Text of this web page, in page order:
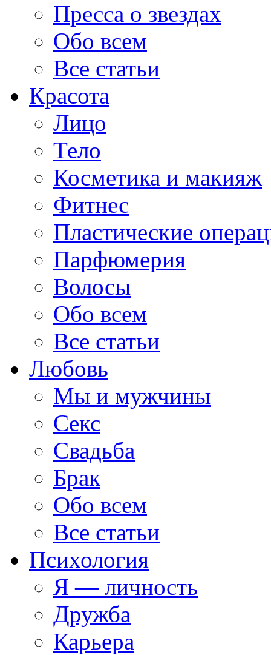
Пресса о звездах
Обо всем
Все статьи
Красота
Лицо
Тело
Косметика и макияж
Фитнес
Пластические
Парфюмерия
Волосы
Обо всем
Все статьи
Любовь
Мы и мужчины
Секс
Свадьба
Брак
Обо всем
Все статьи
Психология
Я — личность
Дружба
Карьера